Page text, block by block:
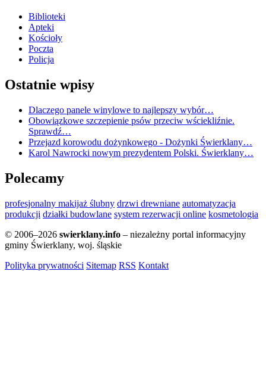
Biblioteki
Apteki
Kościoły
Poczta
Policja
Ostatnie wpisy
Dlaczego panele winylowe to najlepszy wybór…
Obowiązkowe szczepienie psów przeciw wściekliźnie.
Sprawdź…
Przejazd korowodu dożynkowego - Dożynki Świerklany…
Karol Nawrocki nowym prezydentem Polski. Świerklany…
Polecamy
profesjonalny makijaż ślubny drzwi drewniane automatyzacja
produkcji działki budowlane system rezerwacji online kosmetologia
© 2006–2026 swierklany.info – niezależny portal informacyjny
gminy Świerklany, woj. śląskie
Polityka prywatności Sitemap RSS Kontakt